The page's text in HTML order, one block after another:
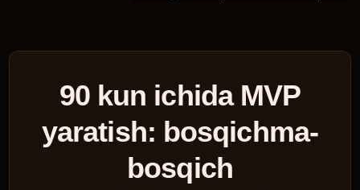
90 kun ichida MVP
yaratish: bosqichma-
bosqich